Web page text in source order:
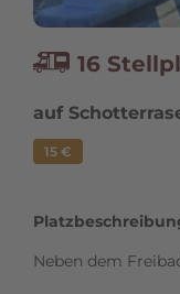
R 16
auf
15 €
Neben dem